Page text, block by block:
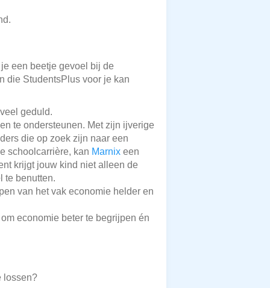
een beetje gevoel bij de
die StudentsPlus voor je kan
geduld.
te ondersteunen. Met zijn ijverige
die op zoek zijn naar een
schoolcarrière, kan Marnix een
krijgt jouw kind niet alleen de
te benutten.
van het vak economie helder en
economie beter te begrijpen én
lossen?